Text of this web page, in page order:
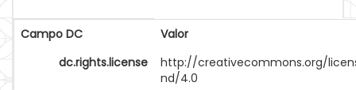
Campo DC
Valor
dc.rights.license
http://creativecommons.org/
nd/4.0